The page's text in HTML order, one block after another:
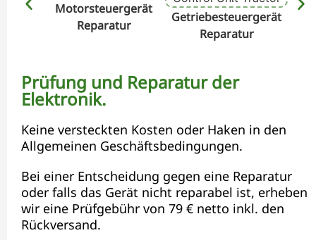
Motorsteuergerät
Reparatur
Getriebesteuergerät
Reparatur
Prüfung und Reparatur der
Elektronik.
Keine versteckten Kosten oder Haken in den
Allgemeinen Geschäftsbedingungen.
Bei einer Entscheidung gegen eine Reparatur
oder falls das Gerät nicht reparabel ist, erheben
wir eine Prüfgebühr von 79 € netto inkl. den
Rückversand.